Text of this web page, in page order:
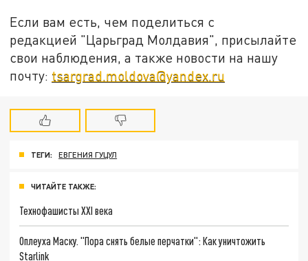
Если вам есть, чем поделиться с
редакцией "Царьград Молдавия", присылайте
свои наблюдения, а также новости на нашу
почту: tsargrad.moldova@yandex.ru
ТЕГИ: ЕВГЕНИЯ ГУЦУЛ
ЧИТАЙТЕ ТАКЖЕ:
Технофашисты XXI века
Оплеуха Маску. "Пора снять белые перчатки": Как уничтожить
Starlink